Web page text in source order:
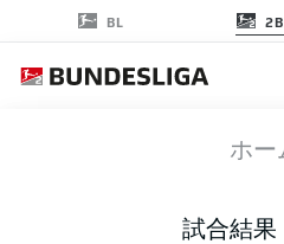
BL
ホー
試合結果
BOC